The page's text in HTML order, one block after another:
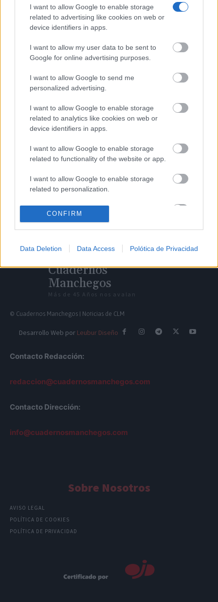
I want to allow Google to enable storage
related to advertising like cookies on web or
device identifiers in apps.
I want to allow my user data to be sent to
Google for online advertising purposes.
I want to allow Google to send me
personalized advertising.
I want to allow Google to enable storage
related to analytics like cookies on web or
device identifiers in apps.
I want to allow Google to enable storage
related to functionality of the website or app.
I want to allow Google to enable storage
related to personalization.
I want to allow Google to enable storage
functionality and fraud prevention, and other
CONFIRM
Data Deletion Data Access Polótica de Privacidad
hasta 39 grados este 9 de agosto
09/08/2026
Cuadernos
Manchegos
Más de 45 Años nos avalan
© Cuadernos Manchegos | Noticias de CLM
Desarrollo Web por Leubur Diseño
Contacto Redacción:
redaccion@cuadernosmanchegos.com
Contacto Dirección:
info@cuadernosmanchegos.com
Sobre Nosotros
AVISO LEGAL
POLÍTICA DE COOKIES
POLÍTICA DE PRIVACIDAD